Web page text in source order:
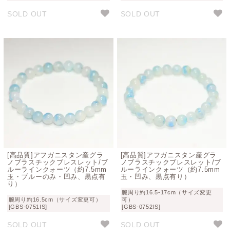
SOLD OUT SOLD OUT
[高品質]アフガニスタン産グラ
ノブラスチックブレスレット/ブ
ルーラインクォーツ（約7.5mm
玉・ブルーのみ・凹み、黒点有
り）
腕周り約16.5cm（サイズ変更可）
[GBS-0751IS]
SOLD OUT
[高品質]アフガニスタン産グラ
ノブラスチックブレスレット/ブ
ルーラインクォーツ（約7.5mm
玉・凹み、黒点有り）
腕周り約16.5-17cm（サイズ変更
可）
[GBS-0752IS]
SOLD OUT